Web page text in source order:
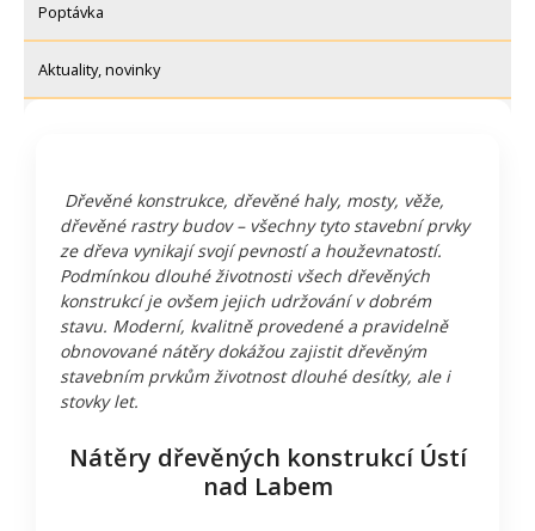
Poptávka
Aktuality, novinky
Dřevěné konstrukce, dřevěné haly, mosty, věže,
dřevěné rastry budov – všechny tyto stavební prvky
ze dřeva vynikají svojí pevností a houževnatostí.
Podmínkou dlouhé životnosti všech dřevěných
konstrukcí je ovšem jejich udržování v dobrém
stavu. Moderní, kvalitně provedené a pravidelně
obnovované nátěry dokážou zajistit dřevěným
stavebním prvkům životnost dlouhé desítky, ale i
stovky let.
Nátěry dřevěných konstrukcí Ústí
nad Labem